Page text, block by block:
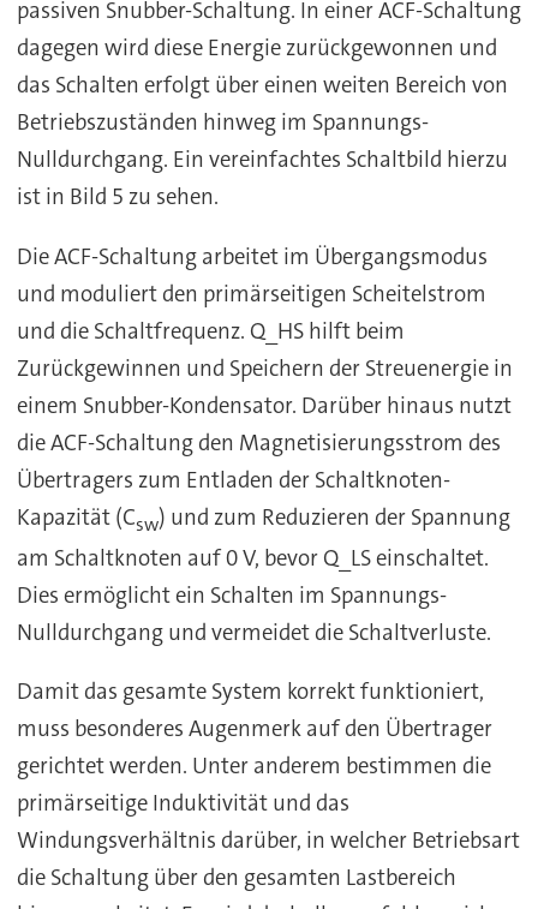
passiven Snubber-Schaltung. In einer ACF-Schaltung
dagegen wird diese Energie zurückgewonnen und
das Schalten erfolgt über einen weiten Bereich von
Betriebszuständen hinweg im Spannungs-
Nulldurchgang. Ein vereinfachtes Schaltbild hierzu
ist in Bild 5 zu sehen.
Die ACF-Schaltung arbeitet im Übergangsmodus
und moduliert den primärseitigen Scheitelstrom
und die Schaltfrequenz. Q_HS hilft beim
Zurückgewinnen und Speichern der Streuenergie in
einem Snubber-Kondensator. Darüber hinaus nutzt
die ACF-Schaltung den Magnetisierungsstrom des
Übertragers zum Entladen der Schaltknoten-
Kapazität (Csw) und zum Reduzieren der Spannung
am Schaltknoten auf 0 V, bevor Q_LS einschaltet.
Dies ermöglicht ein Schalten im Spannungs-
Nulldurchgang und vermeidet die Schaltverluste.
Damit das gesamte System korrekt funktioniert,
muss besonderes Augenmerk auf den Übertrager
gerichtet werden. Unter anderem bestimmen die
primärseitige Induktivität und das
Windungsverhältnis darüber, in welcher Betriebsart
die Schaltung über den gesamten Lastbereich